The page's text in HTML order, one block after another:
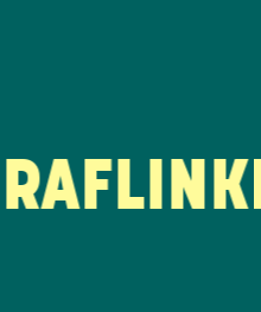
FLINK